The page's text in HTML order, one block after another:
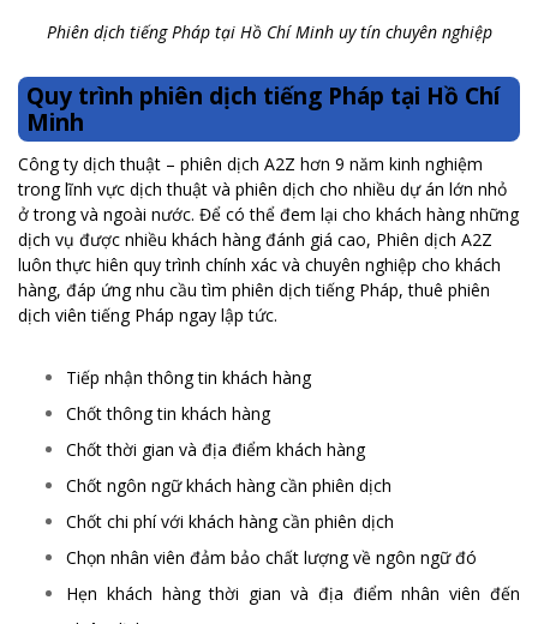
Phiên dịch tiếng Pháp tại Hồ Chí Minh uy tín chuyên nghiệp
Quy trình phiên dịch tiếng Pháp tại Hồ Chí
Minh
Công ty dịch thuật – phiên dịch A2Z hơn 9 năm kinh nghiệm
trong lĩnh vực dịch thuật và phiên dịch cho nhiều dự án lớn nhỏ
ở trong và ngoài nước. Để có thể đem lại cho khách hàng những
dịch vụ được nhiều khách hàng đánh giá cao, Phiên dịch A2Z
luôn thực hiên quy trình chính xác và chuyên nghiệp cho khách
hàng, đáp ứng nhu cầu tìm phiên dịch tiếng Pháp, thuê phiên
dịch viên tiếng Pháp ngay lập tức.
Tiếp nhận thông tin khách hàng
Chốt thông tin khách hàng
Chốt thời gian và địa điểm khách hàng
Chốt ngôn ngữ khách hàng cần phiên dịch
Chốt chi phí với khách hàng cần phiên dịch
Chọn nhân viên đảm bảo chất lượng về ngôn ngữ đó
Hẹn khách hàng thời gian và địa điểm nhân viên đến